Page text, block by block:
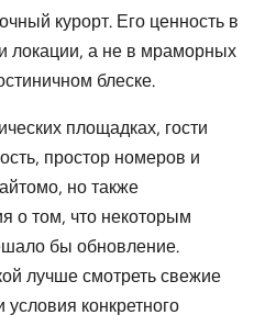
курорт. Его ценность в
локации, а не в мраморных
блеске.
площадках, гости
простор номеров и
но также
о том, что некоторым
бы обновление.
лучше смотреть свежие
конкретного